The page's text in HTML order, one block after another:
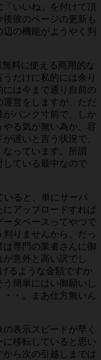
いいね」を付けて頂
彼のページの更新も
の機能がようやく判
料に使える商用的な
だけに私的には余り
は今まで通り自前の
営をしますが、ただ
パンク寸前で、しか
やる気が無い為か、容
遅いと言う状況で、
っています。所謂
している最中なので
いると、単にサーバ
にアップロードすれば
ータベースってやつで
りませんから、だっ
専門の業者さんに御
意外と高い訳でし
るような金額ですか
簡単にはい御願いし
・・。まあ仕方無いん
表示スピードが早く
移転していると思い
ら次の引越しまでは